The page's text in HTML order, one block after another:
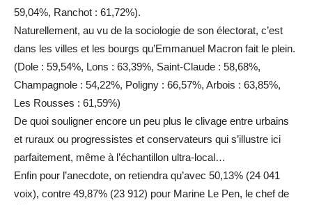
59,04%, Ranchot : 61,72%).
Naturellement, au vu de la sociologie de son électorat, c’est
dans les villes et les bourgs qu’Emmanuel Macron fait le plein.
(Dole : 59,54%, Lons : 63,39%, Saint-Claude : 58,68%,
Champagnole : 54,22%, Poligny : 66,57%, Arbois : 63,85%,
Les Rousses : 61,59%)
De quoi souligner encore un peu plus le clivage entre urbains
et ruraux ou progressistes et conservateurs qui s’illustre ici
parfaitement, même à l’échantillon ultra-local…
Enfin pour l’anecdote, on retiendra qu’avec 50,13% (24 041
voix), contre 49,87% (23 912) pour Marine Le Pen, le chef de